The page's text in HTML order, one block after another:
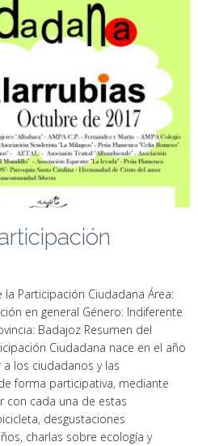
Participación Ciudadana Área:
en general Género: Indiferente
Badajoz Resumen del
Ciudadana nace en el año
los ciudadanos y las
forma participativa, mediante
con cada una de estas
desgustaciones
charlas sobre ecología y